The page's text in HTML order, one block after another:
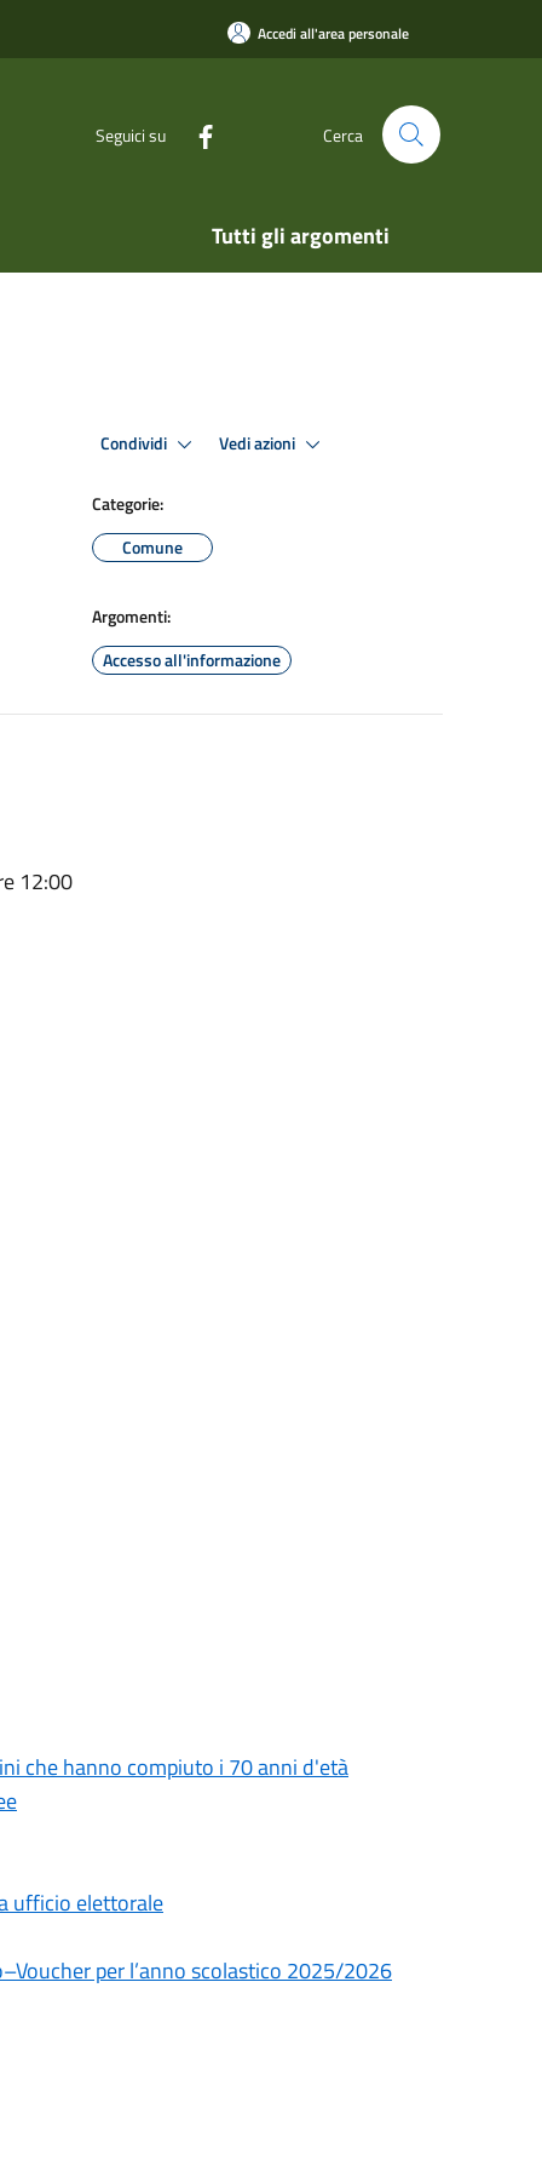
Accedi all'area personale
Seguici su Cerca
Tutti gli argomenti
Condividi Vedi azioni
Categorie:
Comune
Argomenti:
Accesso all'informazione
12:00
che hanno compiuto i 70 anni d'età
ufficio elettorale
per l’anno scolastico 2025/2026